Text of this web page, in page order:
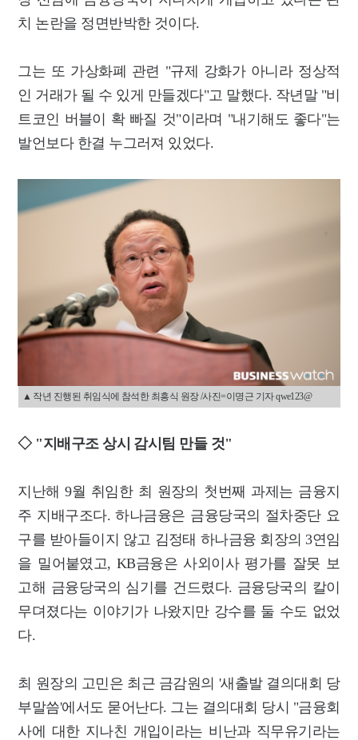
치 논란을 정면반박한 것이다.
그는 또 가상화폐 관련 "규제 강화가 아니라 정상적
인 거래가 될 수 있게 만들겠다"고 말했다. 작년말 "비
트코인 버블이 확 빠질 것"이라며 "내기해도 좋다"는
발언보다 한결 누그러져 있었다.
▲ 작년 진행된 취임식에 참석한 최흥식 원장 /사진=이명근 기자 qwe123@
◇ "지배구조 상시 감시팀 만들 것"
지난해 9월 취임한 최 원장의 첫번째 과제는 금융지
주 지배구조다. 하나금융은 금융당국의 절차중단 요
구를 받아들이지 않고 김정태 하나금융 회장의 3연임
을 밀어붙였고, KB금융은 사외이사 평가를 잘못 보
고해 금융당국의 심기를 건드렸다. 금융당국의 칼이
무뎌졌다는 이야기가 나왔지만 강수를 둘 수도 없었
다.
최 원장의 고민은 최근 금감원의 '새출발 결의대회 당
부말씀'에서도 묻어난다. 그는 결의대회 당시 "금융회
사에 대한 지나친 개입이라는 비난과 직무유기라는